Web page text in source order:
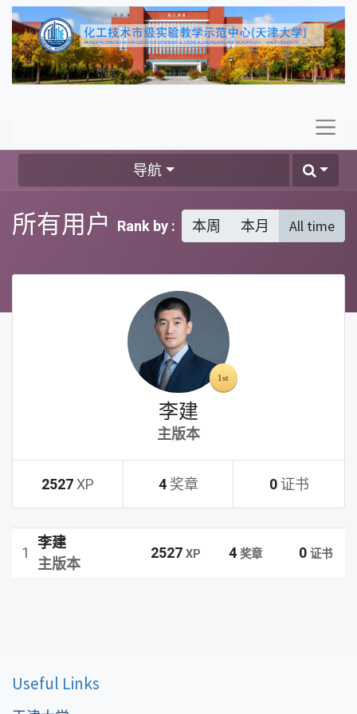
导航
所有用户 Rank by : 本周 本月 All time
李建
主版本
2527 XP 4 奖章 0 证书
1
李建
主版本
2527 XP 4 奖章 0 证书
Useful Links